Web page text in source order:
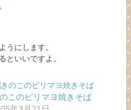
うにします。
いいですよ。
このピリマヨ焼きそば